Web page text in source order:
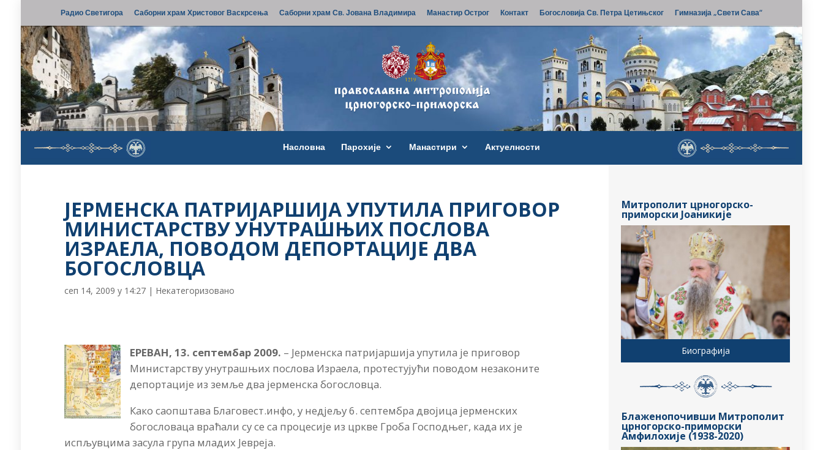
Радио Светигора Саборни храм Христовог Васкрсења Саборни храм Св. Јована Владимира Манастир Острог Контакт Богословија Св. Петра Цетињског Гимназија „Свети Сава“
Насловна Парохије Манастири Актуелности
ЈЕРМЕНСКА ПАТРИЈАРШИЈА УПУТИЛА ПРИГОВОР
МИНИСТАРСТВУ УНУТРАШЊИХ ПОСЛОВА
ИЗРАЕЛА, ПОВОДОМ ДЕПОРТАЦИЈЕ ДВА
БОГОСЛОВЦА
сеп 14, 2009 у 14:27 | Некатегоризовано
ЕРЕВАН, 13. септембар 2009. – Јерменска патријаршија упутила је приговор
Министарству унутрашњих послова Израела, протестујући поводом незаконите
депортације из земље два јерменска богословца.
Како саопштава Благовест.инфо, у недјељу 6. септембра двојица јерменских
богословаца враћали су се са процесије из цркве Гроба Господњег, када их је
испљувцима засула група младих Јевреја.
Митрополит црногорско-
приморски Јоаникије
Биографија
Блаженопочивши Митрополит
црногорско-приморски
Амфилохије (1938-2020)